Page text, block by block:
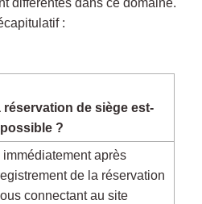
différentes dans ce domaine.
:
de siège est-
?
immédiatement après
de la réservation
connectant au site